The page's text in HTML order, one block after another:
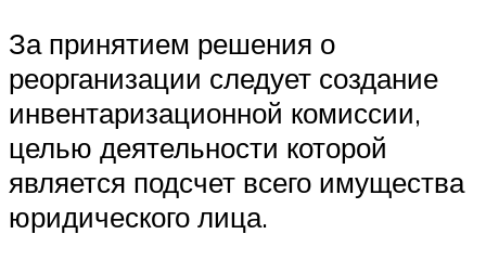
За принятием решения о
реорганизации следует создание
инвентаризационной комиссии,
целью деятельности которой
является подсчет всего имущества
юридического лица.